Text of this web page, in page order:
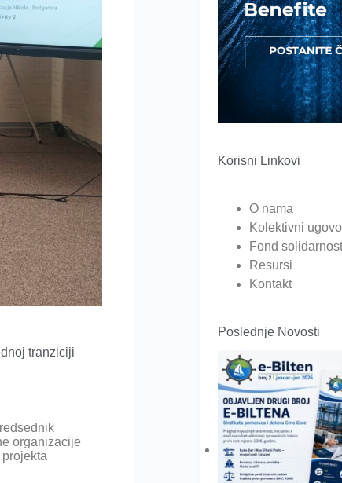
tranziciji
organizacije
Korisni Linkovi
O nama
Kolektivni
Fond
Resursi
Kontakt
Poslednje Novosti